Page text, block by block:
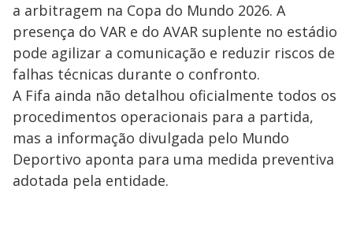
a arbitragem na Copa do Mundo 2026. A
presença do VAR e do AVAR suplente no estádio
pode agilizar a comunicação e reduzir riscos de
falhas técnicas durante o confronto.
A Fifa ainda não detalhou oficialmente todos os
procedimentos operacionais para a partida,
mas a informação divulgada pelo Mundo
Deportivo aponta para uma medida preventiva
adotada pela entidade.